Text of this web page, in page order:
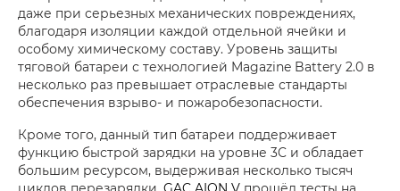
даже при серьезных механических повреждениях,
благодаря изоляции каждой отдельной ячейки и
особому химическому составу. Уровень защиты
тяговой батареи с технологией Magazine Battery 2.0 в
несколько раз превышает отраслевые стандарты
обеспечения взрыво- и пожаробезопасности.
Кроме того, данный тип батареи поддерживает
функцию быстрой зарядки на уровне 3C и обладает
большим ресурсом, выдерживая несколько тысяч